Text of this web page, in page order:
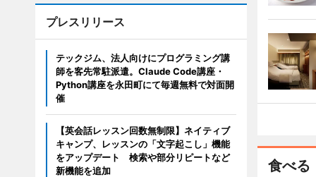
食べる
プレスリリース
テックジム、法人向けにプログラミング講
師を客先常駐派遣。Claude Code講座・
Python講座を永田町にて毎週無料で対面開
催
【英会話レッスン回数無制限】ネイティブ
キャンプ、レッスンの「文字起こし」機能
をアップデート 検索や部分リピートなど
新機能を追加